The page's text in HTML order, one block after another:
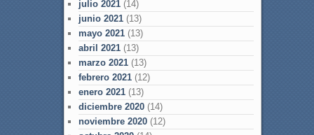
julio 2021(14)
junio 2021(13)
mayo 2021(13)
abril 2021(13)
marzo 2021(13)
febrero 2021(12)
enero 2021(13)
diciembre 2020(14)
noviembre 2020(12)